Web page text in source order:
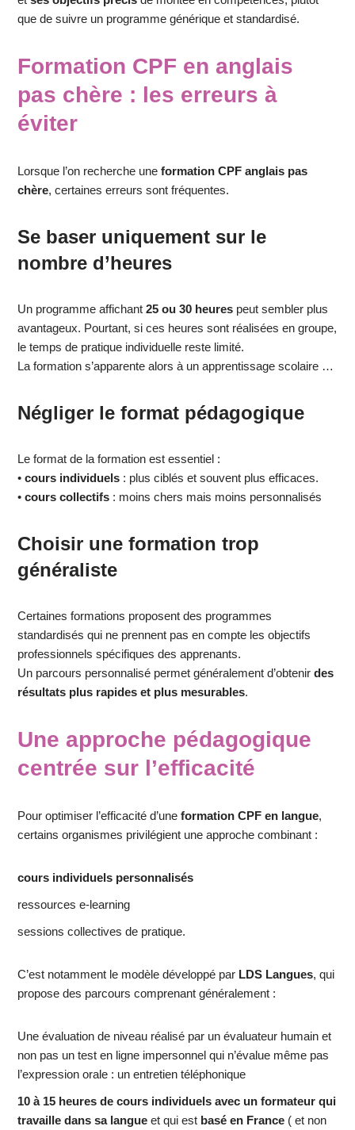
que de suivre un programme générique et standardisé.
Formation CPF en anglais
pas chère : les erreurs à
éviter
Lorsque l’on recherche uneformation CPF anglais pas
chère, certaines erreurs sont fréquentes.
Se baser uniquement sur le
nombre d’heures
Un programme affichant25 ou 30 heures peut sembler plus
avantageux. Pourtant, si ces heures sont réalisées en groupe,
le temps de pratique individuelle reste limité.
La formation s’apparente alors à un apprentissage scolaire …
Négliger le format pédagogique
Le format de la formation est essentiel :
•cours individuels : plus ciblés et souvent plus efficaces.
•cours collectifs : moins chers mais moins personnalisés
Choisir une formation trop
généraliste
Certaines formations proposent des programmes
standardisés qui ne prennent pas en compte les objectifs
professionnels spécifiques des apprenants.
Un parcours personnalisé permet généralement d’obtenirdes
résultats plus rapides et plus mesurables.
Une approche pédagogique
centrée sur l’efficacité
Pour optimiser l’efficacité d’uneformation CPF en langue,
certains organismes privilégient une approche combinant :
cours individuels personnalisés
ressources e-learning
sessions collectives de pratique.
C’est notamment le modèle développé par LDS Langues, qui
propose des parcours comprenant généralement :
Une évaluation de niveau réalisé par un évaluateur humain et
non pas un test en ligne impersonnel qui n’évalue même pas
l’expression orale : un entretien téléphonique
10 à 15 heures de cours individuels avec un formateur qui
travaille dans sa langueet qui est basé en France ( et non